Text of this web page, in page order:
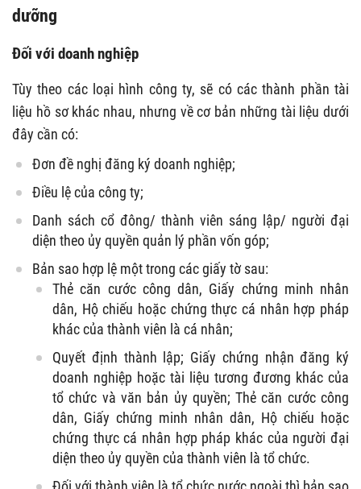
dưỡng
Đối với doanh nghiệp
Tùy theo các loại hình công ty, sẽ có các thành phần tài
liệu hồ sơ khác nhau, nhưng về cơ bản những tài liệu dưới
đây cần có:
Đơn đề nghị đăng ký doanh nghiệp;
Điều lệ của công ty;
Danh sách cổ đông/ thành viên sáng lập/ người đại
diện theo ủy quyền quản lý phần vốn góp;
Bản sao hợp lệ một trong các giấy tờ sau:
Thẻ căn cước công dân, Giấy chứng minh nhân
dân, Hộ chiếu hoặc chứng thực cá nhân hợp pháp
khác của thành viên là cá nhân;
Quyết định thành lập; Giấy chứng nhận đăng ký
doanh nghiệp hoặc tài liệu tương đương khác của
tổ chức và văn bản ủy quyền; Thẻ căn cước công
dân, Giấy chứng minh nhân dân, Hộ chiếu hoặc
chứng thực cá nhân hợp pháp khác của người đại
diện theo ủy quyền của thành viên là tổ chức.